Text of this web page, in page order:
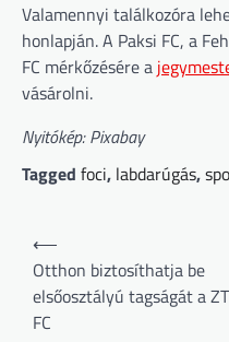
Valamennyi találkozóra
honlapján. A Paksi FC, a
FC mérkőzésére a
vásárolni.
Nyitókép: Pixabay
Tagged foci, labdarúgás,
Bejegyzés
navigáció
⟵
Otthon biztosíthatja be
elsőosztályú tagságát a
FC